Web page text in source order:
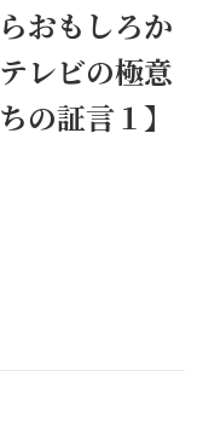
おもしろか
レビの極意
の証言１】